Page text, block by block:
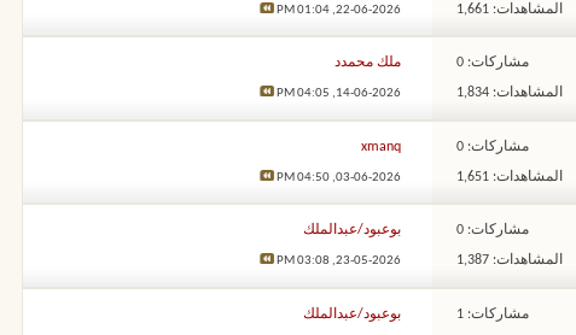
المشاهدات: 1,661 22-06-2026,
01:04 PM
مشاركات: 0
المشاهدات: 1,834
ملك محمدد
14-06-2026,
04:05 PM
مشاركات: 0
المشاهدات: 1,651
xmanq
03-06-2026,
04:50 PM
مشاركات: 0
المشاهدات: 1,387
بوعبود/عبدالملك
23-05-2026,
03:08 PM
مشاركات: 1 بوعبود/عبدالملك